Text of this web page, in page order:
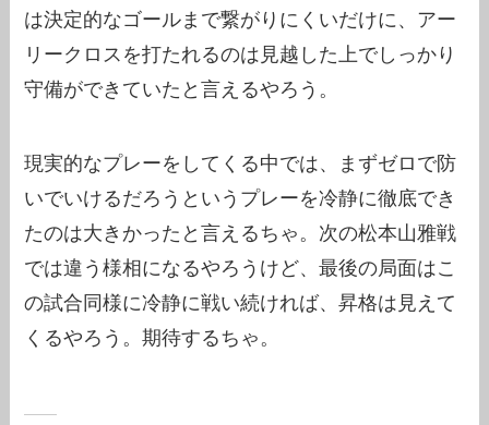
は決定的なゴールまで繋がりにくいだけに、アー
リークロスを打たれるのは見越した上でしっかり
守備ができていたと言えるやろう。
現実的なプレーをしてくる中では、まずゼロで防
いでいけるだろうというプレーを冷静に徹底でき
たのは大きかったと言えるちゃ。次の松本山雅戦
では違う様相になるやろうけど、最後の局面はこ
の試合同様に冷静に戦い続ければ、昇格は見えて
くるやろう。期待するちゃ。